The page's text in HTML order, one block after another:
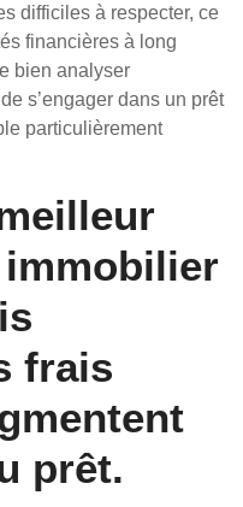
difficiles à respecter, ce
financières à long
bien analyser
s’engager dans un prêt
particulièrement
frais
prêt.